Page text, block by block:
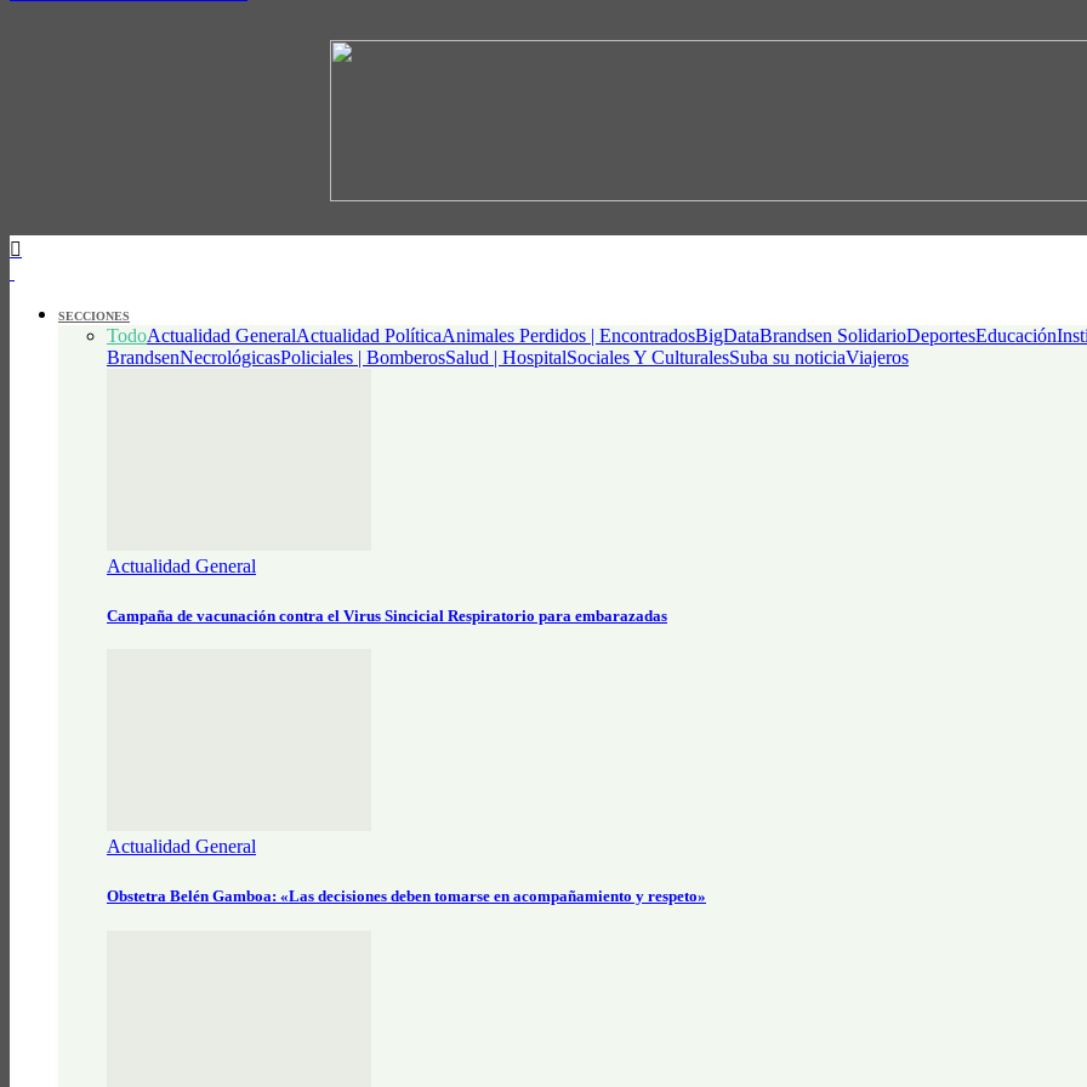
SECCIONES
TodoActualidad GeneralActualidad PolíticaAnimales Perdidos | EncontradosBigDataBrandsen SolidarioDeportesEducación
BrandsenNecrológicasPoliciales | BomberosSalud | HospitalSociales Y CulturalesSuba su noticiaViajeros
Actualidad General
Campaña de vacunación contra el Virus Sincicial Respiratorio para embarazadas
Actualidad General
Obstetra Belén Gamboa: «Las decisiones deben tomarse en acompañamiento y respeto»